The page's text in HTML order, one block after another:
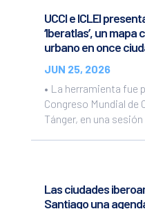
UCCI e ICLEI
‘Iberatlas’, un
urbano en once
JUN 25, 2026
• La herramienta fue
Congreso Mundial de
Tánger, en una
Las ciudades
Santiago una